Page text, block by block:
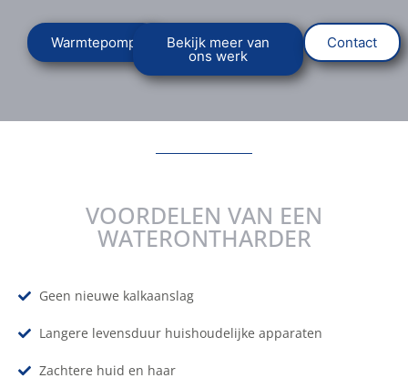
Warmtepomp Bekijk meer van
ons werk
Contact
VOORDELEN VAN EEN
WATERONTHARDER
Geen nieuwe kalkaanslag
Langere levensduur huishoudelijke apparaten
Zachtere huid en haar